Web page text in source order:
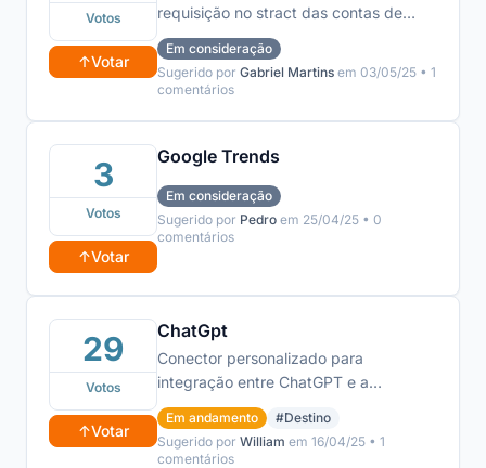
Votos
↑Votar
requisição no stract das contas de
anuncio por uma API, no caso, para a
coleta dos dados sem que seja
necessário o uso do sheets
Em consideração
Sugerido por Gabriel Martins em 03/05/25 • 1
comentários
3
Votos
↑Votar
Google Trends
Em consideração
Sugerido por Pedro em 25/04/25 • 0
comentários
29
Votos
↑Votar
ChatGpt
Conector personalizado para
integração entre ChatGPT e a
plataforma Stract.to, permitindo que o
modelo acesse insights em tempo real
das integrações ativas (Instagram e
Em andamento
#Destino
Sugerido por William em 16/04/25 • 1
comentários